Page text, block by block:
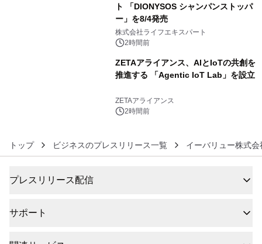
ト 「DIONYSOS シャンパンストッパ
ー」を8/4発売
株式会社ライフエキスパート
2時間前
ZETAアライアンス、AIとIoTの共創を
推進する 「Agentic IoT Lab」を設立
ZETAアライアンス
2時間前
トップ ビジネスのプレスリリース一覧 イーバリュー株式会
プレスリリース配信
サポート